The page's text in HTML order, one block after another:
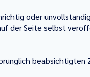
oder
der Seite selbst
beabsichtigten